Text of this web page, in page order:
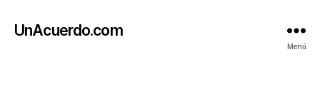
UnAcuerdo.com
Menú